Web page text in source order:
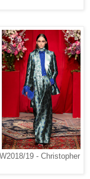
19 - Christopher